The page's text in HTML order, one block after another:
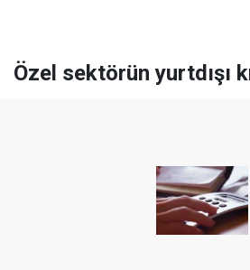
Özel sektörün yurtdışı